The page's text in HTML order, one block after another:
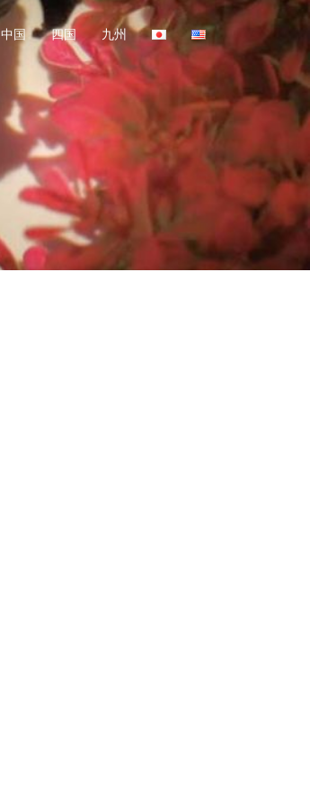
中国 四国 九州